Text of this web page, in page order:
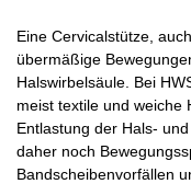
Eine Cervicalstütze,
übermäßige
Halswirbelsäule. Bei
meist textile und weiche
Entlastung der Hals-
daher noch
Bandscheibenvorfällen